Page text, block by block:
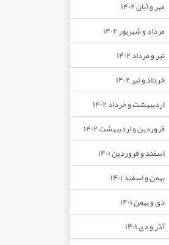
مهر و آبان ۱۴۰۲
مرداد و شهریور ۱۴۰۲
تیر و مرداد ۱۴۰۲
خرداد و تیر ۱۴۰۲
اردیبهشت و خرداد ۱۴۰۲
فروردین و اردیبهشت ۱۴۰۲
اسفند و فروردین ۱۴۰۱
بهمن و اسفند ۱۴۰۱
دی و بهمن ۱۴۰۱
آذر و دی ۱۴۰۱